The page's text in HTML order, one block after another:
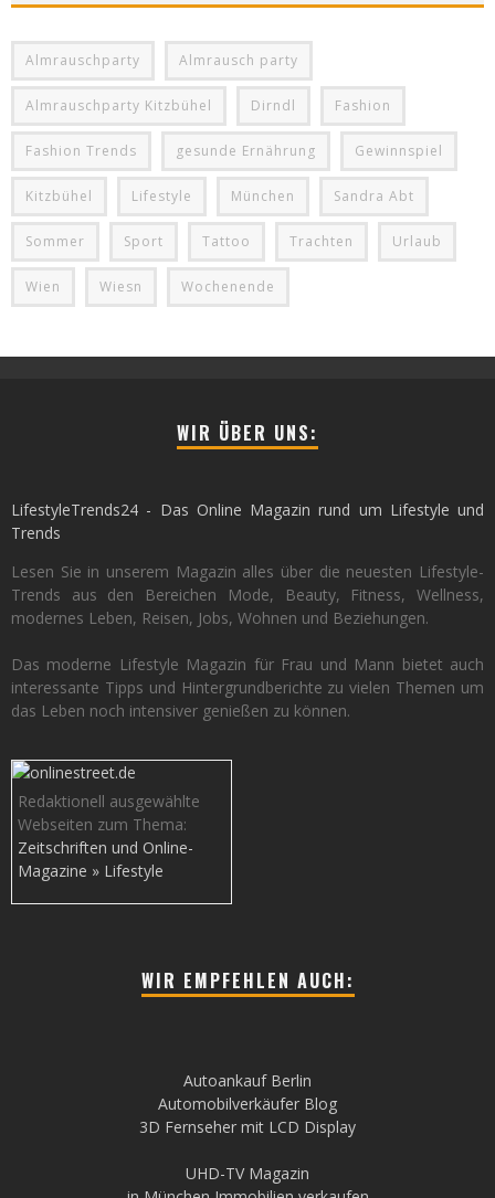
Almrauschparty Almrausch party
Almrauschparty Kitzbühel Dirndl Fashion
Fashion Trends gesunde Ernährung Gewinnspiel
Kitzbühel Lifestyle München Sandra Abt
Sommer Sport Tattoo Trachten Urlaub
Wien Wiesn Wochenende
WIR ÜBER UNS:
LifestyleTrends24 - Das Online Magazin rund um Lifestyle und
Trends
Lesen Sie in unserem Magazin alles über die neuesten Lifestyle-
Trends aus den Bereichen Mode, Beauty, Fitness, Wellness,
modernes Leben, Reisen, Jobs, Wohnen und Beziehungen.
Das moderne Lifestyle Magazin für Frau und Mann bietet auch
interessante Tipps und Hintergrundberichte zu vielen Themen um
das Leben noch intensiver genießen zu können.
Redaktionell ausgewählte
Webseiten zum Thema:
Zeitschriften und Online-
Magazine » Lifestyle
WIR EMPFEHLEN AUCH:
Autoankauf Berlin
Automobilverkäufer Blog
3D Fernseher mit LCD Display
UHD-TV Magazin